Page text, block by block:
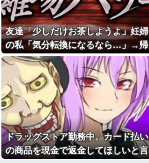
元同級生から「お前を取材し
たいと言う人がいる」と連絡が
あった。指定されたファミレス
へ向かうと予想外の人物が待っ
ていて…
俺「子どもがいるので煙草は
控えてください」客「関係ねぇ
だろ」→その一言から店内が険
悪な空気になって…
建築家の男と不倫関係の私。
我が家を建てたのはその不倫相
手。
【ＧＪ】 クラスに迷惑な池沼
がいた。リーダー格のＡ「なん
で支援学級に入れないんです
友達「少しだけお茶しようよ」妊婦
の私「気分転換になるなら…」→帰
宅してから思わぬ異変が起きて…
ドラッグストア勤務中。カード払い
の商品を現金で返金してほしいと言